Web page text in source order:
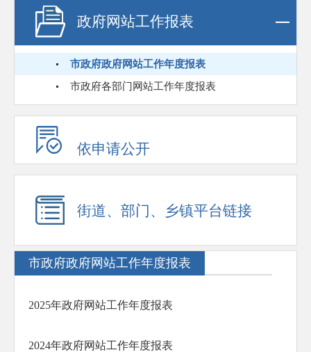
政府网站工作报表
市政府政府网站工作年度报表
市政府各部门网站工作年度报表
依申请公开
街道、部门、乡镇平台链接
市政府政府网站工作年度报表
2025年政府网站工作年度报表
2024年政府网站工作年度报表